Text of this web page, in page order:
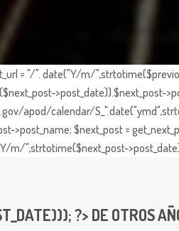
= "/". date("Y/m/
>post_date)).$next_post-
apod/calendar/
>post_name; $next_post =
m/",strtotime($next_post-
?> DE OTROS